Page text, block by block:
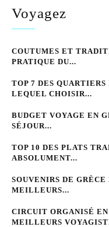
Voyagez
COUTUMES ET
PRATIQUE DU...
TOP 7 DES
LEQUEL CHOISIR...
BUDGET VOYAGE EN
SÉJOUR...
TOP 10 DES PLATS
ABSOLUMENT...
SOUVENIRS DE
MEILLEURS...
CIRCUIT ORGANISÉ
MEILLEURS